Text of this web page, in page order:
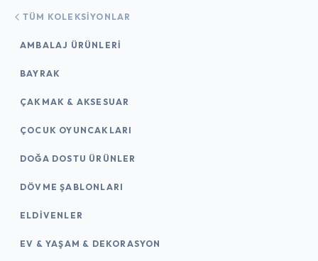
TÜM KOLEKSIYONLAR
AMBALAJ ÜRÜNLERI
BAYRAK
ÇAKMAK & AKSESUAR
ÇOCUK OYUNCAKLARI
DOĞA DOSTU ÜRÜNLER
DÖVME ŞABLONLARI
ELDIVENLER
EV & YAŞAM & DEKORASYON